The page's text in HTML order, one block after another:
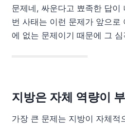
문제네, 싸운다고 뾰족한 답이
번 사태는 이런 문제가 앞으로
에 없는 문제이기 때문에 그
지방은 자체 역량이
가장 큰 문제는 지방이 자체적